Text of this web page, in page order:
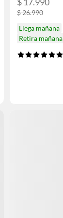
$ 26.990
Llega mañana
Retira mañana